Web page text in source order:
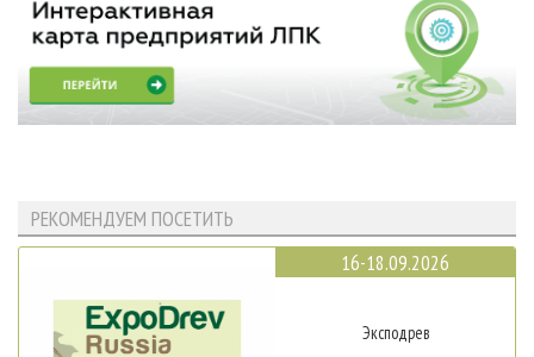
РЕКОМЕНДУЕМ ПОСЕТИТЬ
16-18.09.2026
Эксподрев